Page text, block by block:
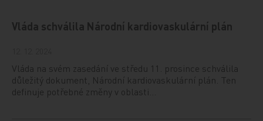
Vláda schválila Národní kardiovaskulární plán
Vláda na svém zasedání ve středu 11. prosince schválila
důležitý dokument, Národní kardiovaskulární plán. Ten
definuje potřebné změny v oblasti…